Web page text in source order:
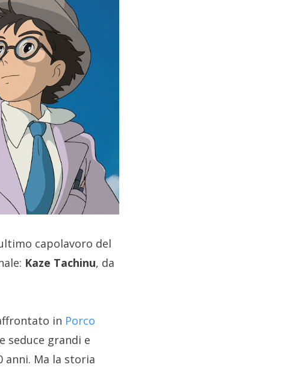
capolavoro del
Kaze Tachinu, da
in Porco
seduce grandi e
anni. Ma la storia